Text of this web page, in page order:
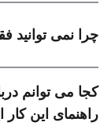
چرا نمی توانید
کجا می توانم
راهنمای این کار